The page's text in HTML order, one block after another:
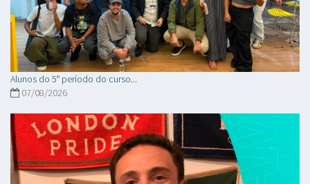
Alunos do 5° período do curso...
07/08/2026